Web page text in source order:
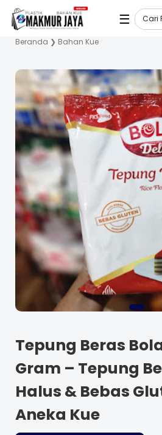
☰
Beranda ❯ Bahan Kue
Tepung Beras
Gram – Tepung
Halus & Bebas
Aneka Kue